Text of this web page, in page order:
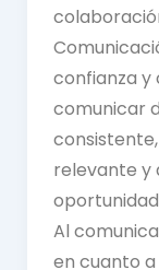
confianza y
comunicar
relevante y
Al
en cuanto